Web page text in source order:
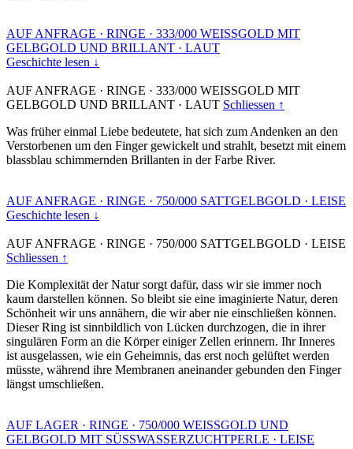
AUF ANFRAGE · RINGE · 333/000 WEISSGOLD MIT
GELBGOLD UND BRILLANT · LAUT
Geschichte lesen ↓
AUF ANFRAGE · RINGE · 333/000 WEISSGOLD MIT
GELBGOLD UND BRILLANT · LAUT Schliessen ↑
Was früher einmal Liebe bedeutete, hat sich zum Andenken an den
Verstorbenen um den Finger gewickelt und strahlt, besetzt mit einem
blassblau schimmernden Brillanten in der Farbe River.
AUF ANFRAGE · RINGE · 750/000 SATTGELBGOLD · LEISE
Geschichte lesen ↓
AUF ANFRAGE · RINGE · 750/000 SATTGELBGOLD · LEISE
Schliessen ↑
Die Komplexität der Natur sorgt dafür, dass wir sie immer noch
kaum darstellen können. So bleibt sie eine imaginierte Natur, deren
Schönheit wir uns annähern, die wir aber nie einschließen können.
Dieser Ring ist sinnbildlich von Lücken durchzogen, die in ihrer
singulären Form an die Körper einiger Zellen erinnern. Ihr Inneres
ist ausgelassen, wie ein Geheimnis, das erst noch gelüftet werden
müsste, während ihre Membranen aneinander gebunden den Finger
längst umschließen.
AUF LAGER · RINGE · 750/000 WEISSGOLD UND
GELBGOLD MIT SÜSSWASSERZUCHTPERLE · LEISE